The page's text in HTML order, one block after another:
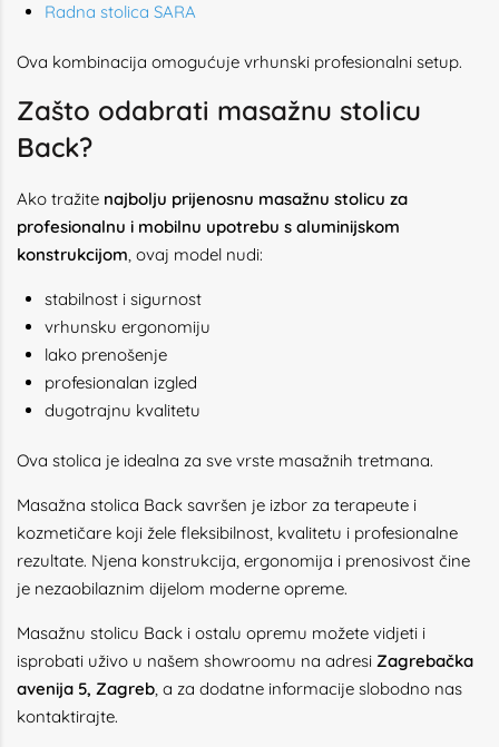
Radna stolica SARA
Ova kombinacija omogućuje vrhunski profesionalni setup.
Zašto odabrati masažnu stolicu
Back?
Ako tražite najbolju prijenosnu masažnu stolicu za
profesionalnu i mobilnu upotrebu s aluminijskom
konstrukcijom, ovaj model nudi:
stabilnost i sigurnost
vrhunsku ergonomiju
lako prenošenje
profesionalan izgled
dugotrajnu kvalitetu
Ova stolica je idealna za sve vrste masažnih tretmana.
Masažna stolica Back savršen je izbor za terapeute i
kozmetičare koji žele fleksibilnost, kvalitetu i profesionalne
rezultate. Njena konstrukcija, ergonomija i prenosivost čine
je nezaobilaznim dijelom moderne opreme.
Masažnu stolicu Back i ostalu opremu možete vidjeti i
isprobati uživo u našem showroomu na adresi Zagrebačka
avenija 5, Zagreb, a za dodatne informacije slobodno nas
kontaktirajte.